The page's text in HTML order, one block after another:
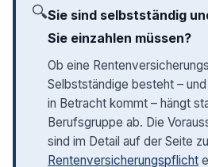
🔍Sie sind selbstständig
Sie einzahlen müssen?
Ob eine
Selbstständige besteht –
in Betracht kommt – hängt
Berufsgruppe ab. Die
sind im Detail auf der Seite
Rentenversicherungspflicht